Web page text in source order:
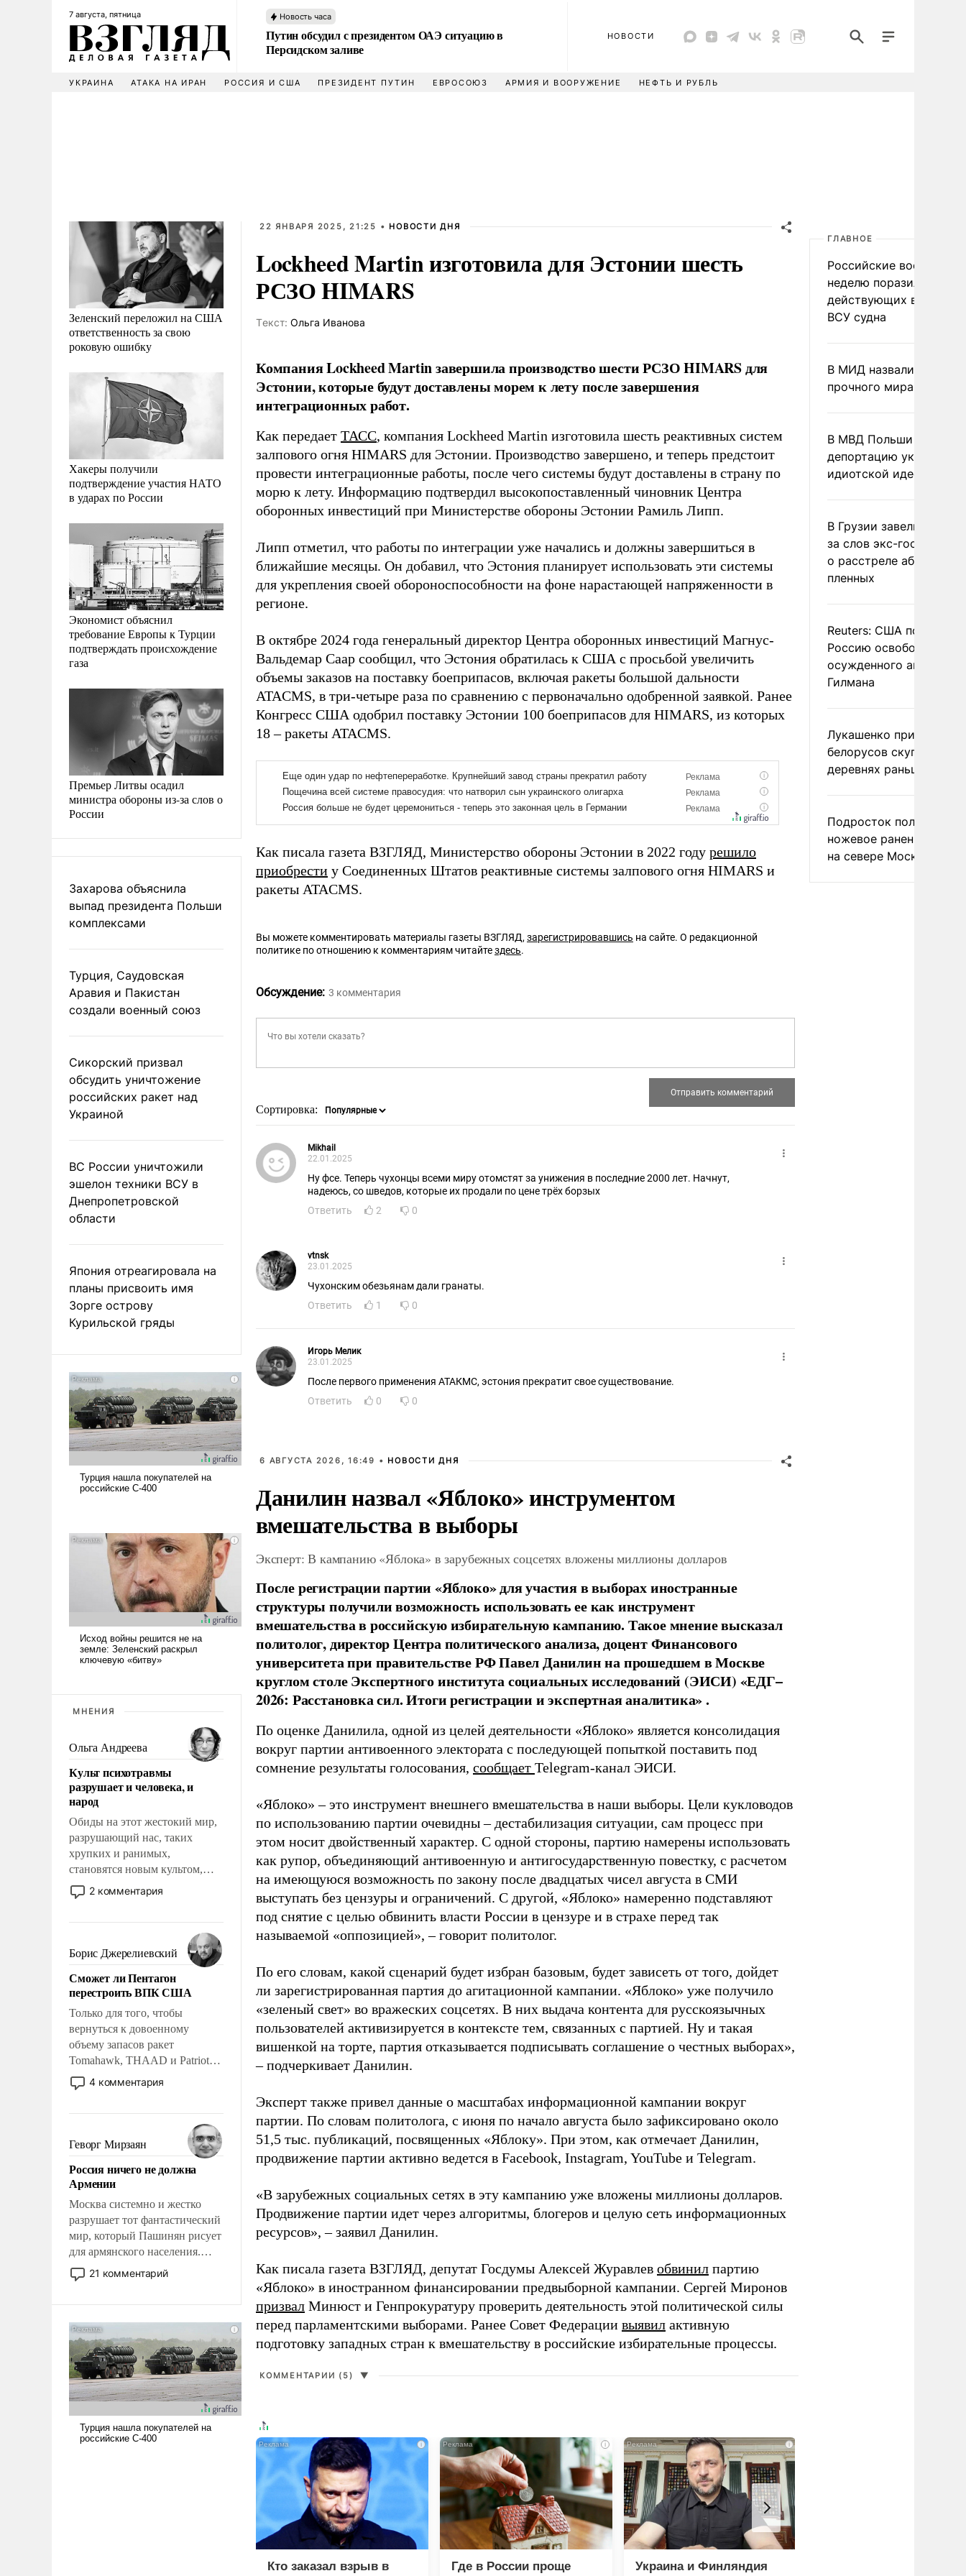
7 августа, пятница Новость часа
Путин обсудил с президентом ОАЭ ситуацию в
Персидском заливе
НОВОСТИ
УКРАИНА АТАКА НА ИРАН РОССИЯ И США ПРЕЗИДЕНТ ПУТИН ЕВРОСОЮЗ АРМИЯ И ВООРУЖЕНИЕ НЕФТЬ И РУБЛЬ
Зеленский переложил на США
ответственность за свою
роковую ошибку
Хакеры получили
подтверждение участия НАТО
в ударах по России
Экономист объяснил
требование Европы к Турции
подтверждать происхождение
газа
Премьер Литвы осадил
министра обороны из-за слов о
России
Захарова объяснила
выпад президента Польши
комплексами
Турция, Саудовская
Аравия и Пакистан
создали военный союз
Сикорский призвал
обсудить уничтожение
российских ракет над
Украиной
ВС России уничтожили
эшелон техники ВСУ в
Днепропетровской
области
Япония отреагировала на
планы присвоить имя
Зорге острову
Курильской гряды
МНЕНИЯ
Ольга Андреева
Культ психотравмы
разрушает и человека, и
народ
Обиды на этот жестокий мир,
разрушающий нас, таких
хрупких и ранимых,
становятся новым культом,
постепенно вытесняя и
отменяя традиционное
мужественным и твердым под
ударами судьбы, брать на себя
ответственность, помогать
слабым, идти вперед и
адаптироваться.
2 комментария
Борис Джерелиевский
Сможет ли Пентагон
перестроить ВПК США
Только для того, чтобы
вернуться к довоенному
объему запасов ракет
Tomahawk, THAAD и Patriot
США потребуется более трех
лет. Даже небольшая война с
Сложившаяся ситуация
означает многолетний период
уязвимости США, например,
перед Китаем.
4 комментария
Геворг Мирзаян
Россия ничего не должна
Армении
Москва системно и жестко
разрушает тот фантастический
мир, который Пашинян рисует
для армянского населения.
Мир, где политические
прожекты будут безусловно
налогоплательщиков и где
Еревану за свои поступки не
нужно отвечать.
21 комментарий
22 ЯНВАРЯ 2025, 21:25 • НОВОСТИ ДНЯ
Lockheed Martin изготовила для Эстонии шесть
РСЗО HIMARS
Tекст: Ольга Иванова
Компания Lockheed Martin завершила производство шести РСЗО HIMARS для
Эстонии, которые будут доставлены морем к лету после завершения
интеграционных работ.
Как передает ТАСС, компания Lockheed Martin изготовила шесть реактивных систем
залпового огня HIMARS для Эстонии. Производство завершено, и теперь предстоит
провести интеграционные работы, после чего системы будут доставлены в страну по
морю к лету. Информацию подтвердил высокопоставленный чиновник Центра
оборонных инвестиций при Министерстве обороны Эстонии Рамиль Липп.
Липп отметил, что работы по интеграции уже начались и должны завершиться в
ближайшие месяцы. Он добавил, что Эстония планирует использовать эти системы
для укрепления своей обороноспособности на фоне нарастающей напряженности в
регионе.
В октябре 2024 года генеральный директор Центра оборонных инвестиций Магнус-
Вальдемар Саар сообщил, что Эстония обратилась к США с просьбой увеличить
объемы заказов на поставку боеприпасов, включая ракеты большой дальности
ATACMS, в три-четыре раза по сравнению с первоначально одобренной заявкой. Ранее
Конгресс США одобрил поставку Эстонии 100 боеприпасов для HIMARS, из которых
18 – ракеты ATACMS.
Как писала газета ВЗГЛЯД, Министерство обороны Эстонии в 2022 году решило
приобрести у Соединенных Штатов реактивные системы залпового огня HIMARS и
ракеты ATACMS.
Вы можете комментировать материалы газеты ВЗГЛЯД, зарегистрировавшись на сайте. О редакционной
политике по отношению к комментариям читайтездесь.
Обсуждение: 3 комментария
Сортировка:
Mikhail
22.01.2025
Ну фсе. Теперь чухонцы всеми миру отомстят за унижения в последние 2000 лет. Начнут,
надеюсь, со шведов, которые их продали по цене трёх борзых
Ответить
2 0
vtnsk
23.01.2025
Чухонским обезьянам дали гранаты.
Ответить
1 0
Игорь Мелик
23.01.2025
После первого применения АТАКМС, эстония прекратит свое существование.
Ответить
0 0
6 АВГУСТА 2026, 16:49 • НОВОСТИ ДНЯ
Данилин назвал «Яблоко» инструментом
вмешательства в выборы
Эксперт: В кампанию «Яблока» в зарубежных соцсетях вложены миллионы долларов
После регистрации партии «Яблоко» для участия в выборах иностранные
структуры получили возможность использовать ее как инструмент
вмешательства в российскую избирательную кампанию. Такое мнение высказал
политолог, директор Центра политического анализа, доцент Финансового
университета при правительстве РФ Павел Данилин на прошедшем в Москве
круглом столе Экспертного института социальных исследований (ЭИСИ) «ЕДГ–
2026: Расстановка сил. Итоги регистрации и экспертная аналитика» .
По оценке Данилила, одной из целей деятельности «Яблоко» является консолидация
вокруг партии антивоенного электората с последующей попыткой поставить под
сомнение результаты голосования, сообщает Telegram-канал ЭИСИ.
«Яблоко» – это инструмент внешнего вмешательства в наши выборы. Цели кукловодов
по использованию партии очевидны – дестабилизация ситуации, сам процесс при
этом носит двойственный характер. С одной стороны, партию намерены использовать
как рупор, объединяющий антивоенную и антигосударственную повестку, с расчетом
на имеющуюся возможность по закону после двадцатых чисел августа в СМИ
выступать без цензуры и ограничений. С другой, «Яблоко» намеренно подставляют
под снятие с целью обвинить власти России в цензуре и в страхе перед так
называемой «оппозицией», – говорит политолог.
По его словам, какой сценарий будет избран базовым, будет зависеть от того, дойдет
ли зарегистрированная партия до агитационной кампании. «Яблоко» уже получило
«зеленый свет» во вражеских соцсетях. В них выдача контента для русскоязычных
пользователей активизируется в контексте тем, связанных с партией. Ну и такая
вишенкой на торте, партия отказывается подписывать соглашение о честных выборах»,
– подчеркивает Данилин.
Эксперт также привел данные о масштабах информационной кампании вокруг
партии. По словам политолога, с июня по начало августа было зафиксировано около
51,5 тыс. публикаций, посвященных «Яблоку». При этом, как отмечает Данилин,
продвижение партии активно ведется в Facebook, Instagram, YouTube и Telegram.
«В зарубежных социальных сетях в эту кампанию уже вложены миллионы долларов.
Продвижение партии идет через алгоритмы, блогеров и целую сеть информационных
ресурсов», – заявил Данилин.
Как писала газета ВЗГЛЯД, депутат Госдумы Алексей Журавлев обвинил партию
«Яблоко» в иностранном финансировании предвыборной кампании. Сергей Миронов
призвал Минюст и Генпрокуратуру проверить деятельность этой политической силы
перед парламентскими выборами. Ранее Совет Федерации выявил активную
подготовку западных стран к вмешательству в российские избирательные процессы.
КОММЕНТАРИИ (5) ▼
i
Кто заказал взрыв в
i
Где в России проще
i
Украина и Финляндия
ГЛАВНОЕ
Российские военные за
неделю поразили 34
действующих в
ВСУ судна
В МИД назвали условия
прочного мира на
В МВД Польши назвали
депортацию украинцев
идиотской идеей
В Грузии завели дело
за слов экс-
о расстреле абхазских
пленных
Reuters: США
Россию освободить
осужденного
Гилмана
Лукашенко призвал
белорусов скупать
деревнях раньше
Подросток получил
ножевое ранение в
на севере Москвы